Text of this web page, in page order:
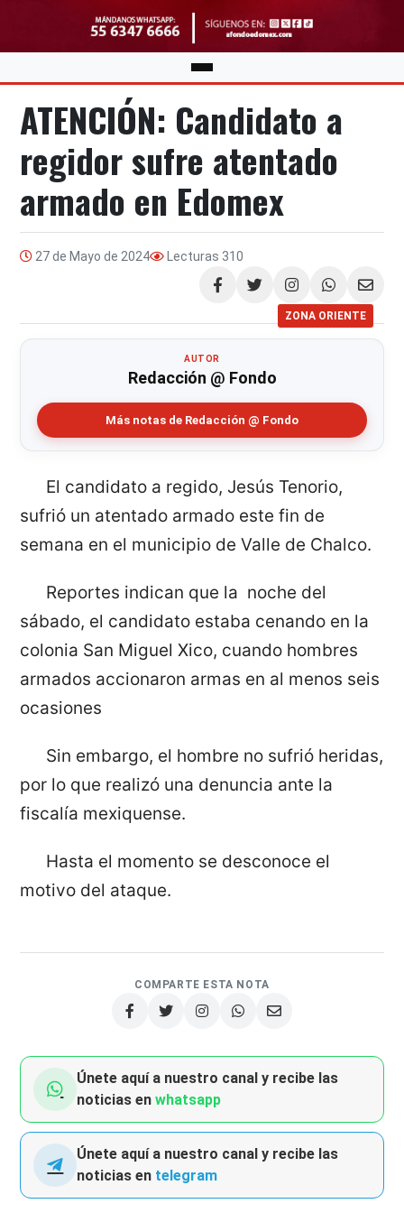
ATENCIÓN: Candidato a
regidor sufre atentado
armado en Edomex
27 de Mayo de 2024 Lecturas 310
Compartir
ZONA ORIENTE
AUTOR
Redacción @ Fondo
Más notas de Redacción @ Fondo
El candidato a regido, Jesús Tenorio,
sufrió un atentado armado este fin de
semana en el municipio de Valle de Chalco.
Reportes indican que la noche del
sábado, el candidato estaba cenando en la
colonia San Miguel Xico, cuando hombres
armados accionaron armas en al menos seis
ocasiones
Sin embargo, el hombre no sufrió heridas,
por lo que realizó una denuncia ante la
fiscalía mexiquense.
Hasta el momento se desconoce el
motivo del ataque.
COMPARTE ESTA NOTA
Únete aquí a nuestro canal y recibe las
noticias enwhatsapp
Únete aquí a nuestro canal y recibe las
noticias en telegram